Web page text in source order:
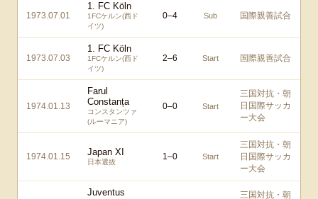
1973.07.01
1. FC Köln
1FCケルン(西ド
イツ)
0–4 Sub 国際親善試合
1973.07.03
1. FC Köln
1FCケルン(西ド
イツ)
2–6 Start 国際親善試合
1974.01.13
Farul
Constanța
コンスタンツァ
(ルーマニア)
0–0 Start
三国対抗・朝
日国際サッカ
ー大会
1974.01.15 Japan XI
日本選抜
1–0 Start
三国対抗・朝
日国際サッカ
ー大会
Juventus
三国対抗・朝